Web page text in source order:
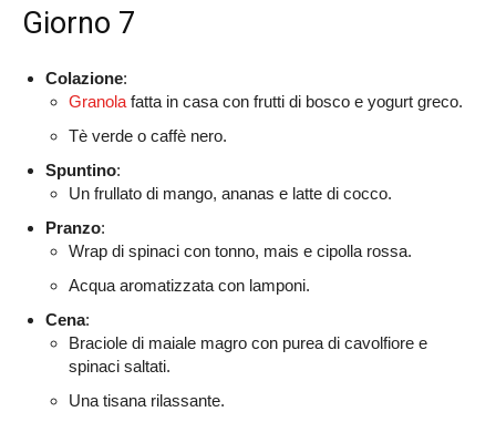
Giorno 7
Colazione:
Granola fatta in casa con frutti di bosco e yogurt greco.
Tè verde o caffè nero.
Spuntino:
Un frullato di mango, ananas e latte di cocco.
Pranzo:
Wrap di spinaci con tonno, mais e cipolla rossa.
Acqua aromatizzata con lamponi.
Cena:
Braciole di maiale magro con purea di cavolfiore e
spinaci saltati.
Una tisana rilassante.